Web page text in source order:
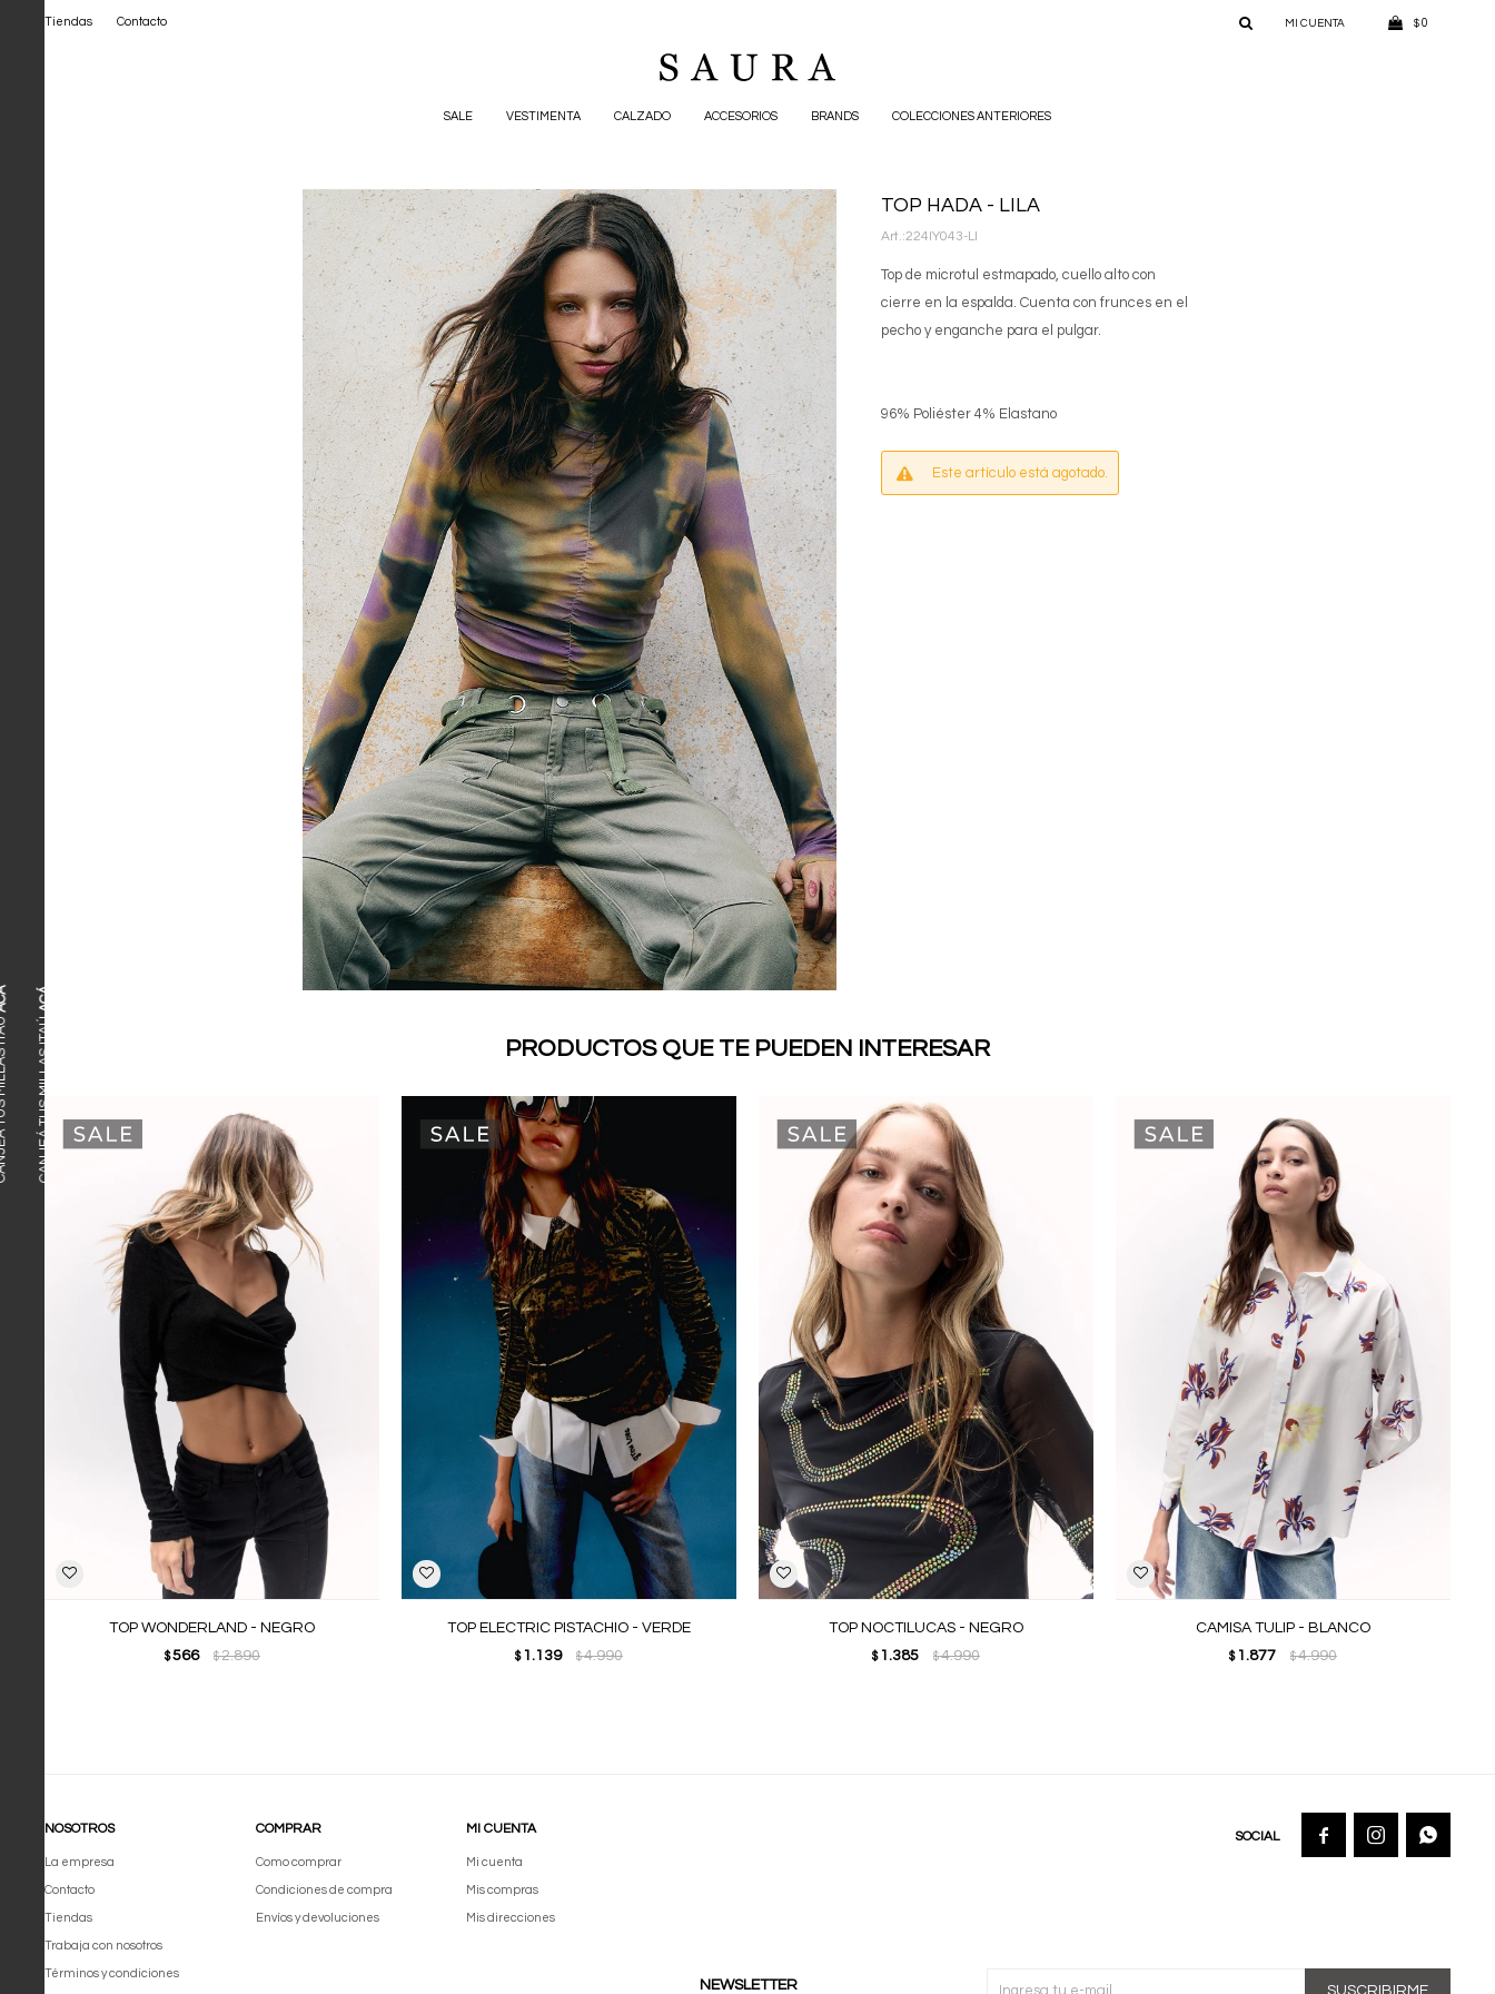
SALE VESTIMENTA CALZADO ACCESORIOS BRANDS COLECCIONES ANTERIORES
$ 0
Tiendas Contacto
TOP HADA - LILA
224IY043-LI
Top de microtul estmapado, cuello alto con
cierre en la espalda. Cuenta con frunces en el
pecho y enganche para el pulgar.
96% Poliéster 4% Elastano
Este artículo está agotado.
PRODUCTOS QUE TE PUEDEN INTERESAR
TOP WONDERLAND - NEGRO
$ 566 $2.890
TOP ELECTRIC PISTACHIO - VERDE
$ 1.139 $4.990
TOP NOCTILUCAS - NEGRO
$ 1.385 $4.990
CAMISA TULIP - BLANCO
$ 1.877 $4.990
NOSOTROS
La empresa
Contacto
Tiendas
Trabaja con nosotros
Términos y condiciones
COMPRAR
Como comprar
Condiciones de compra
Envíos y devoluciones
MI CUENTA
Mi cuenta
Mis compras
Mis direcciones
NEWSLETTER SUSCRIBIRME
  